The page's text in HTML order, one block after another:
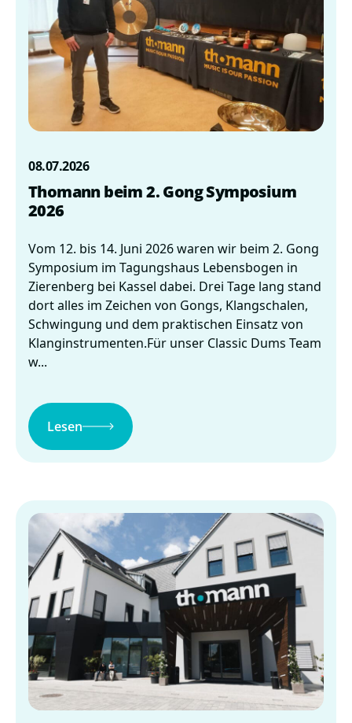
08.07.2026
Thomann beim 2. Gong Symposium
2026
Vom 12. bis 14. Juni 2026 waren wir beim 2. Gong
Symposium im Tagungshaus Lebensbogen in
Zierenberg bei Kassel dabei. Drei Tage lang stand
dort alles im Zeichen von Gongs, Klangschalen,
Schwingung und dem praktischen Einsatz von
Klanginstrumenten.Für unser Classic Dums Team
w...
Lesen